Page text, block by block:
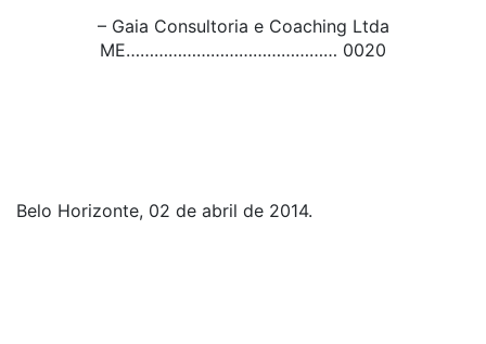
– Gaia Consultoria e Coaching Ltda
ME……………………………………… 0020
Belo Horizonte, 02 de abril de 2014.